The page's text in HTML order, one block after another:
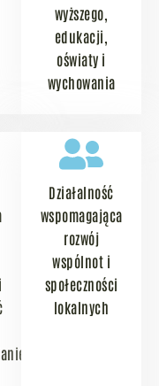
wyższego,
edukacji,
oświaty i
wychowania
Działalność
wspomagająca
rozwój
wspólnot i
społeczności
lokalnych